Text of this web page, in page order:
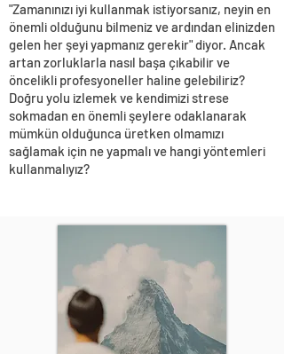
"Zamanınızı iyi kullanmak istiyorsanız, neyin en
önemli olduğunu bilmeniz ve ardından elinizden
gelen her şeyi yapmanız gerekir" diyor. Ancak
artan zorluklarla nasıl başa çıkabilir ve
öncelikli profesyoneller haline gelebiliriz?
Doğru yolu izlemek ve kendimizi strese
sokmadan en önemli şeylere odaklanarak
mümkün olduğunca üretken olmamızı
sağlamak için ne yapmalı ve hangi yöntemleri
kullanmalıyız?